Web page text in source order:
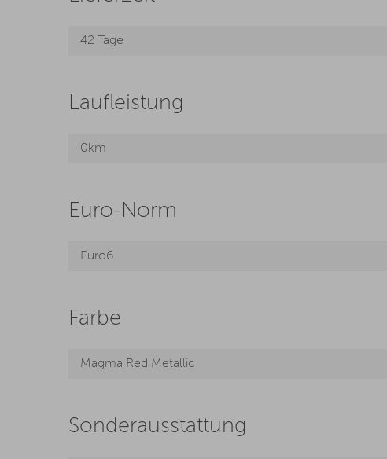
42 Tage
Laufleistung
0km
Euro-Norm
Euro6
Farbe
Magma Red Metallic
Sonderausstattung